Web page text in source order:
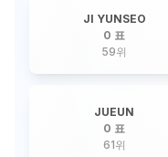
JI YUNSEO
0 표
59위
JUEUN
0 표
61위